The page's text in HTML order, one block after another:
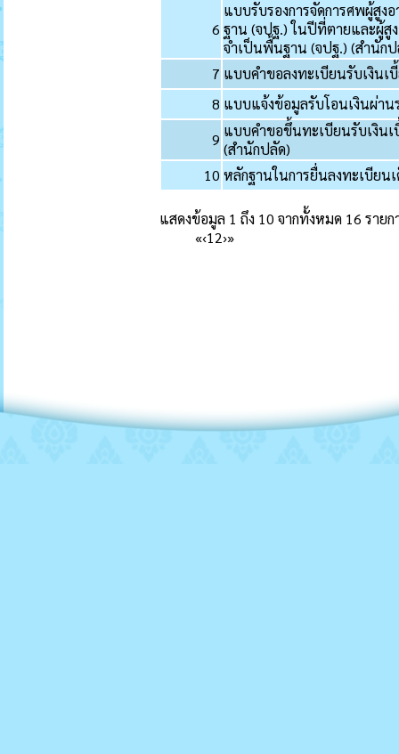
6
แบบรับรองการจัดการศพผู้สูง
ฐาน (จปฐ.) ในปีที่ตายและผู้สู
จําเป็นพื้นฐาน (จปฐ.) (สำนัก
7 แบบคำขอลงทะเบียนรับเงินเ
8 แบบแจ้งข้อมูลรับโอนเงินผ่า
9 แบบคำขอขึ้นทะเบียนรับเงิน
(สำนักปลัด)
10 หลักฐานในการยื่นลงทะเบียน
แสดงข้อมูล 1 ถึง 10 จากทั้งหมด 16 รายก
«‹12›»